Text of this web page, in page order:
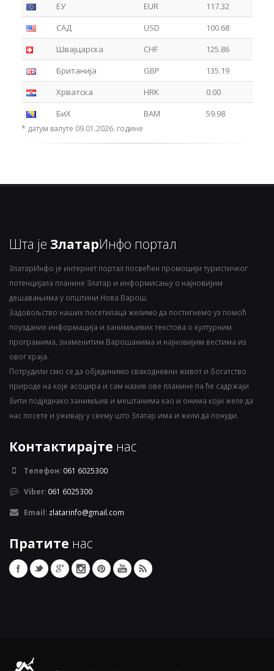
ЕУ
EUR
117.32
САД
USD
100.68
Швајцарска
CHF
125.86
Британија
GBP
135.19
Хрватска
HRK
0.00
БиХ
BAM 59.98
* датум валуте 09.01.2026. године
Шта је ЗлатарИнфо портал
ЗлатарИнфо је интернет портал посвећен промоцији туристичког
потенцијала планине Златар и информисању о најновијим
дешавањима у општини Нова Варош.
Задовољство наших посетилаца желимо да постигнемо уз помоћ
поузданих информација и занимљивих текстова о културним
програмима, знаменитим Варошанима и најновијим вестима из
овог краја.
Потрудили смо се да објединимо свакодневни живот и богатство
природе на које асоцира и сам назив ове планине па ће садржаји
бити подједнако занимљив и мештанима као и онима који желе да
нас посете и уживају у свему што Златар има и жели да понуди.
Контактирајте нас
Телефон: 061 6025300
Viber: 061 6025300
Email: zlatarinfo@gmail.com
Пратите нас